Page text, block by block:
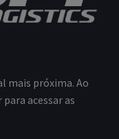
mais próxima. Ao
acessar as